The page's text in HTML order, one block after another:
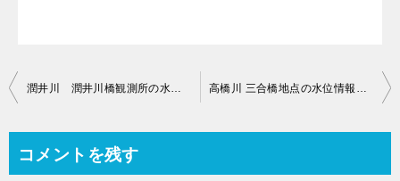
投
ビ
コメントを残す